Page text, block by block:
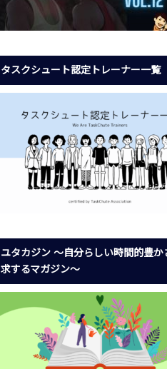
タスクシュート認定トレーナー一覧
ユタカジン 〜自分らしい時間的豊か
求するマガジン〜